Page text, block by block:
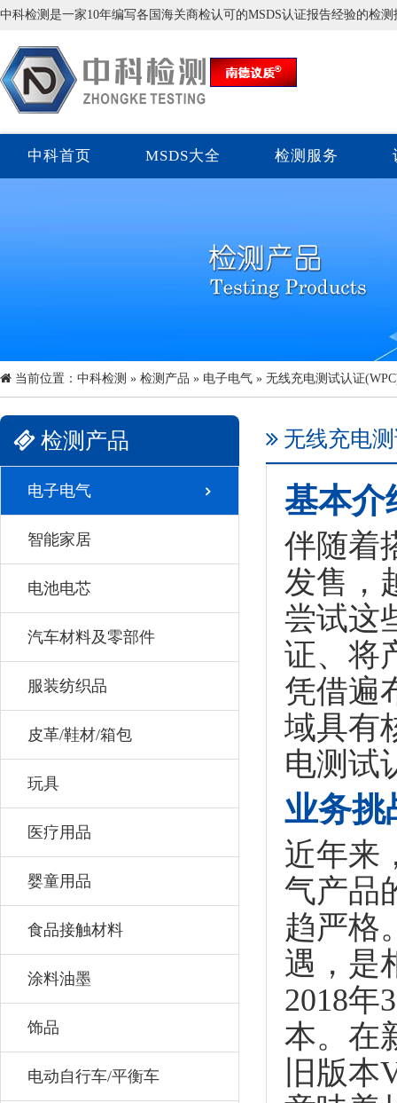
中科检测是一家10年编写各国海关商检认可的MSDS认证报告经验的检
中科首页 MSDS大全 检测服务
当前位置： 中科检测 » 检测产品 » 电子电气 » 无线充电测试认证
检测产品
电子电气
智能家居
电池电芯
汽车材料及零部件
服装纺织品
皮革/鞋材/箱包
玩具
医疗用品
婴童用品
食品接触材料
涂料油墨
饰品
电动自行车/平衡车
无线充电
基本介
伴随着
发售，
尝试这
证、将
凭借遍
域具有
电测试
业务挑
近年来
气产品
趋严格
遇，是
2018年
本。在
旧版